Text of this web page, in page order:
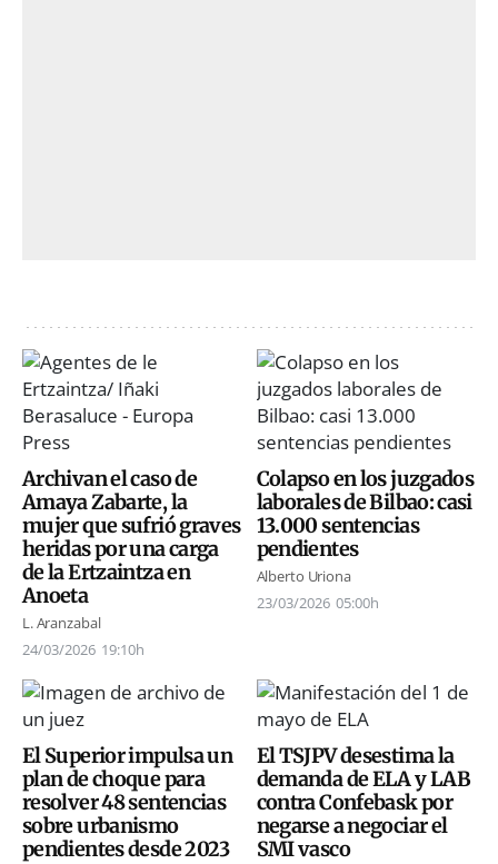
Archivan el caso de
Amaya Zabarte, la
mujer que sufrió graves
heridas por una carga
de la Ertzaintza en
Anoeta
L. Aranzabal
24/03/2026 19:10h
Colapso en los juzgados
laborales de Bilbao: casi
13.000 sentencias
pendientes
Alberto Uriona
23/03/2026 05:00h
El Superior impulsa un
plan de choque para
resolver 48 sentencias
sobre urbanismo
pendientes desde 2023
El TSJPV desestima la
demanda de ELA y LAB
contra Confebask por
negarse a negociar el
SMI vasco